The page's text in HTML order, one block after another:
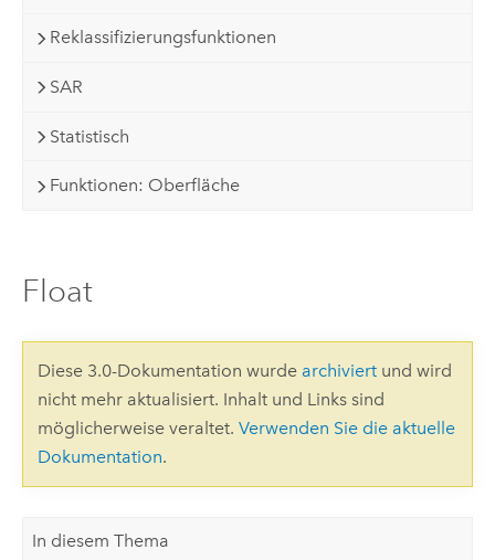
Reklassifizierungsfunktionen
SAR
Statistisch
Funktionen: Oberfläche
Float
Diese 3.0-Dokumentation wurde archiviertund wird
nicht mehr aktualisiert. Inhalt und Links sind
möglicherweise veraltet. Verwenden Sie die aktuelle
Dokumentation.
In diesem Thema